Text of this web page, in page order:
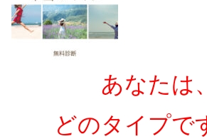
あなたは、
どのタイプで